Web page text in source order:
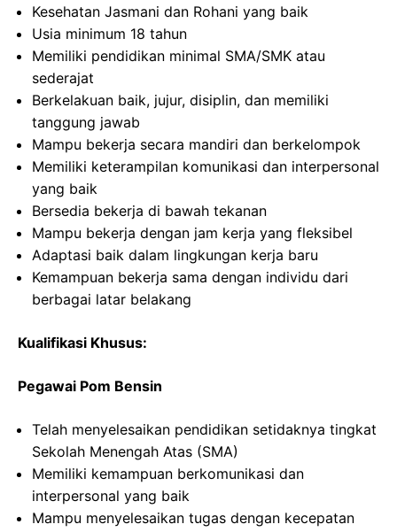
Kesehatan Jasmani dan Rohani yang baik
Usia minimum 18 tahun
Memiliki pendidikan minimal SMA/SMK atau
sederajat
Berkelakuan baik, jujur, disiplin, dan memiliki
tanggung jawab
Mampu bekerja secara mandiri dan berkelompok
Memiliki keterampilan komunikasi dan interpersonal
yang baik
Bersedia bekerja di bawah tekanan
Mampu bekerja dengan jam kerja yang fleksibel
Adaptasi baik dalam lingkungan kerja baru
Kemampuan bekerja sama dengan individu dari
berbagai latar belakang
Kualifikasi Khusus:
Pegawai Pom Bensin
Telah menyelesaikan pendidikan setidaknya tingkat
Sekolah Menengah Atas (SMA)
Memiliki kemampuan berkomunikasi dan
interpersonal yang baik
Mampu menyelesaikan tugas dengan kecepatan